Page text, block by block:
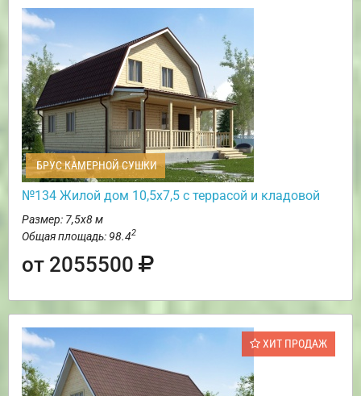
БРУС КАМЕРНОЙ СУШКИ
№134 Жилой дом 10,5х7,5 с террасой и кладовой
Размер: 7,5х8 м
Общая площадь: 98.42
от 2055500
ХИТ ПРОДАЖ